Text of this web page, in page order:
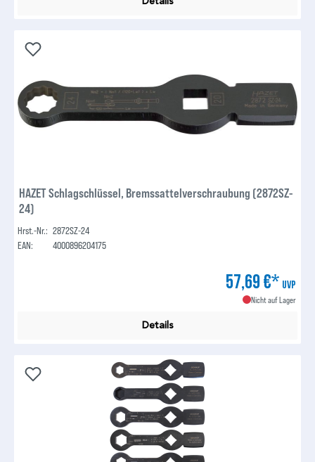
HAZET Schlagschlüssel, Bremssattelverschraubung (2872SZ-
24)
Hrst.-Nr.: 2872SZ-24
EAN:
4000896204175
57,69 €* UVP
Nicht auf Lager
Details